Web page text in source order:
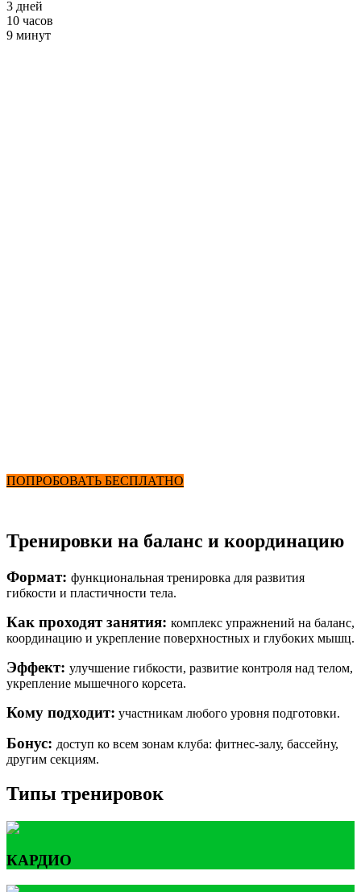
3 дней
10 часов
9 минут
ПОПРОБОВАТЬ БЕСПЛАТНО
Тренировки на баланс и координацию
Формат: функциональная тренировка для развития
гибкости и пластичности тела.
Как проходят занятия: комплекс упражнений на баланс,
координацию и укрепление поверхностных и глубоких мышц.
Эффект: улучшение гибкости, развитие контроля над телом,
укрепление мышечного корсета.
Кому подходит: участникам любого уровня подготовки.
Бонус: доступ ко всем зонам клуба: фитнес-залу, бассейну,
другим секциям.
Типы тренировок
КАРДИО